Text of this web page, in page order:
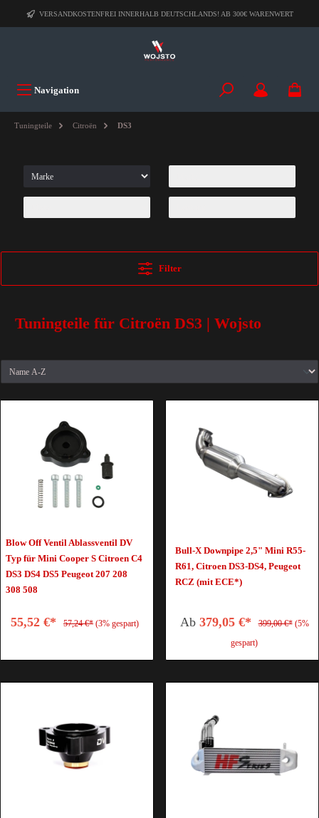
VERSANDKOSTENFREI INNERHALB DEUTSCHLANDS! AB 300€ WARENWERT
Navigation
Tuningteile Citroën DS3
Filter
Tuningteile für Citroën DS3 | Wojsto
Blow Off Ventil Ablassventil DV
Typ für Mini Cooper S Citroen C4
DS3 DS4 DS5 Peugeot 207 208
308 508
55,52 €* 57,24 €* (3% gespart)
Bull-X Downpipe 2,5" Mini R55-
R61, Citroen DS3-DS4, Peugeot
RCZ (mit ECE*)
Ab 379,05 €* 399,00 €* (5%
gespart)